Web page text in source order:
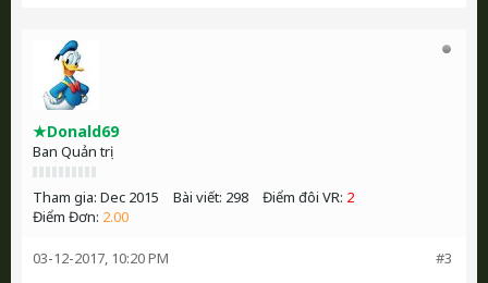
★Donald69
Ban Quản trị
Tham gia: Dec 2015 Bài viết: 298 Điểm đôi VR: 2
Điểm Đơn: 2.00
#3
03-12-2017, 10:20 PM